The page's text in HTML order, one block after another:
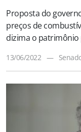
Proposta do
preços de
dizima o patrimônio
13/06/2022 —